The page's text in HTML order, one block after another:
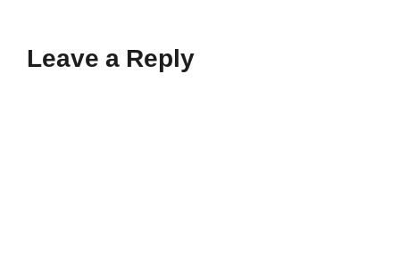
Leave a Reply